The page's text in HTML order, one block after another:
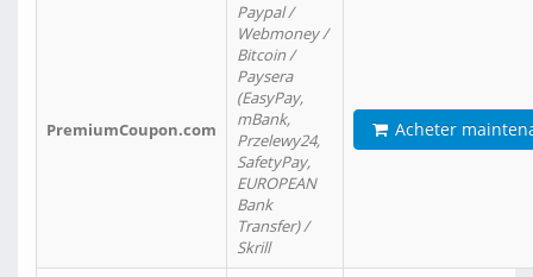
PremiumCoupon.com
Paypal /
Webmoney /
Bitcoin /
Paysera
(EasyPay,
mBank,
Przelewy24,
SafetyPay,
EUROPEAN
Bank
Transfer) /
Skrill
Acheter